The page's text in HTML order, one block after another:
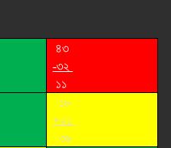
৪৩
-৩২
১১
১৮
+২১
৩৯